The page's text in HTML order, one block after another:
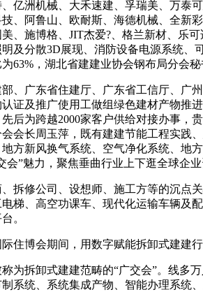
亿洲机械、大禾速建、孚瑞美、万泰
、阿鲁山、欧耐斯、海德机械、全新
、施博格、JIT杰爱?、格兰新材、乐
及分散3D展现、消防设备电源系统
63%，湖北省建建业协会钢布局分会
广东省住建厅、广东省工信厅、广
证及推广使用工做组绿色建材产物推
后为跨越2000家客户供给对接办事
会长周玉萍，既有建建节能工程实践
方新风换气系统、空气净化系统、地
会”魅力，聚焦垂曲行业上下逛全球企
修公司、设想师、施工方等的沉点
梯、高空功课车、现代化运输车辆及
。
博会期间，用数字赋能拆卸式建建行
拆卸式建建范畴的“广交会”。线多
系统、系统集成产物、智能办理系统